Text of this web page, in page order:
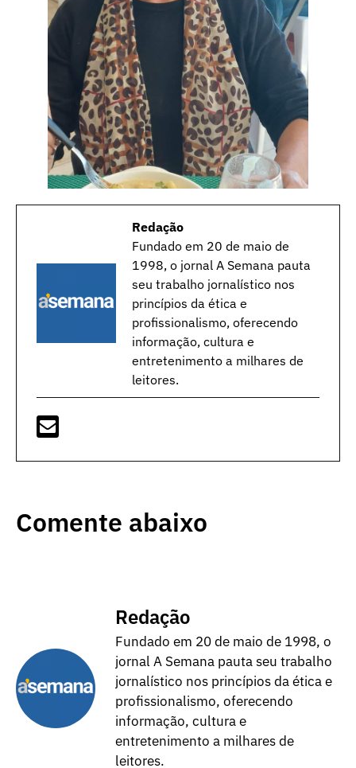
Redação
Fundado em 20 de maio de
1998, o jornal A Semana pauta
seu trabalho jornalístico nos
princípios da ética e
profissionalismo, oferecendo
informação, cultura e
entretenimento a milhares de
leitores.
Comente abaixo
Redação
Fundado em 20 de maio de 1998, o
jornal A Semana pauta seu trabalho
jornalístico nos princípios da ética e
profissionalismo, oferecendo
informação, cultura e
entretenimento a milhares de
leitores.